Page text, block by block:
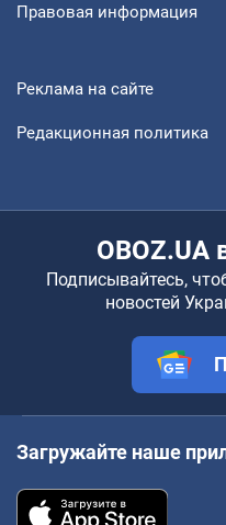
Правовая информация
Реклама на сайте
Редакционная политика
OBOZ.UA
Подписывайтесь,
новостей
Загружайте наше